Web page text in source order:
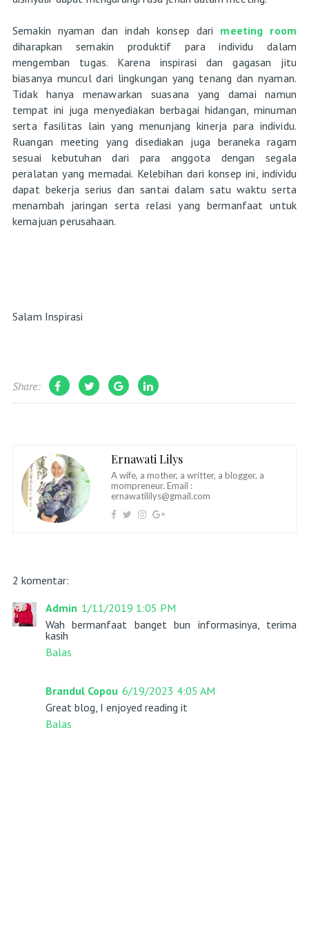
Semakin nyaman dan indah konsep dari meeting room
diharapkan semakin produktif para individu dalam
mengemban tugas. Karena inspirasi dan gagasan jitu
biasanya muncul dari lingkungan yang tenang dan nyaman.
Tidak hanya menawarkan suasana yang damai namun
tempat ini juga menyediakan berbagai hidangan, minuman
serta fasilitas lain yang menunjang kinerja para individu.
Ruangan meeting yang disediakan juga beraneka ragam
sesuai kebutuhan dari para anggota dengan segala
peralatan yang memadai. Kelebihan dari konsep ini, individu
dapat bekerja serius dan santai dalam satu waktu serta
menambah jaringan serta relasi yang bermanfaat untuk
kemajuan perusahaan.
Salam Inspirasi
Share:
Ernawati Lilys
A wife, a mother, a writter, a blogger, a
mompreneur. Email :
ernawatililys@gmail.com
2 komentar:
Admin 1/11/2019 1:05 PM
Wah bermanfaat banget bun informasinya, terima
kasih
Balas
Brandul Copou 6/19/2023 4:05 AM
Great blog, I enjoyed reading it
Balas